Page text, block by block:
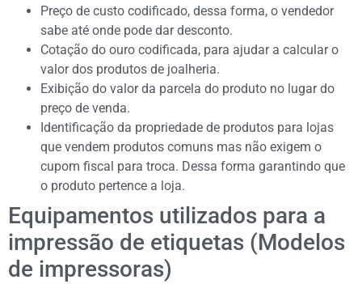
Preço de custo codificado, dessa forma, o vendedor
sabe até onde pode dar desconto.
Cotação do ouro codificada, para ajudar a calcular o
valor dos produtos de joalheria.
Exibição do valor da parcela do produto no lugar do
preço de venda.
Identificação da propriedade de produtos para lojas
que vendem produtos comuns mas não exigem o
cupom fiscal para troca. Dessa forma garantindo que
o produto pertence a loja.
Equipamentos utilizados para a
impressão de etiquetas (Modelos
de impressoras)